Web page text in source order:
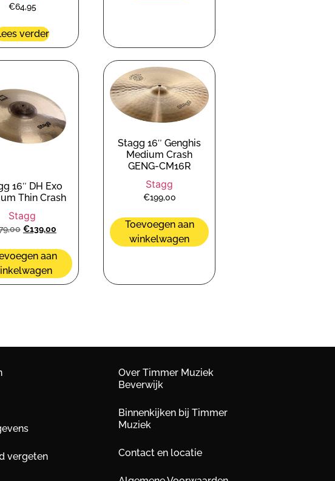
€64,95
verder
16″ DH Exo
Thin Crash
Stagg
€139,00
aan
Stagg 16″ Genghis
Medium Crash
GENG-CM16R
Stagg
€199,00
Toevoegen aan
winkelwagen
vergeten
Over Timmer Muziek
Beverwijk
Binnenkijken bij Timmer
Muziek
Contact en locatie